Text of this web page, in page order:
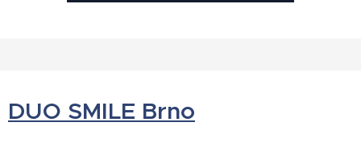
DUO SMILE Brno